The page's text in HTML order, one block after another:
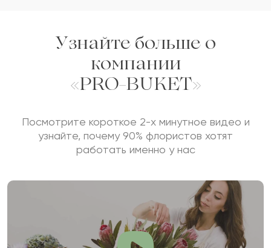
Узнайте больше о
компании
«PRO-BUKET»
Посмотрите короткое 2-х минутное видео и
узнайте, почему 90% флористов хотят
работать именно у нас